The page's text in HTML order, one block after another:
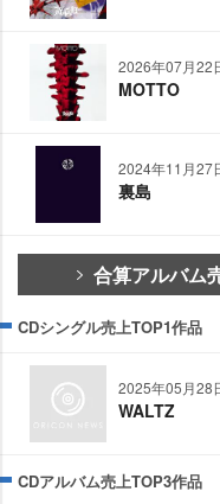
2026年07月22
MOTTO
2024年11月27
裏島
合算アルバム
CDシングル売上TOP1作品
2025年05月28
WALTZ
CDアルバム売上TOP3作品